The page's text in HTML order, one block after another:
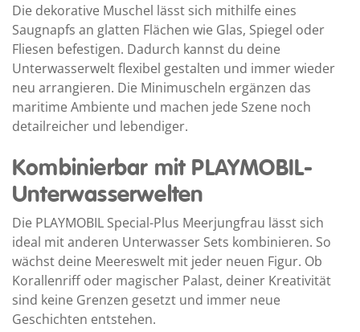
Die dekorative Muschel lässt sich mithilfe eines
Saugnapfs an glatten Flächen wie Glas, Spiegel oder
Fliesen befestigen. Dadurch kannst du deine
Unterwasserwelt flexibel gestalten und immer wieder
neu arrangieren. Die Minimuscheln ergänzen das
maritime Ambiente und machen jede Szene noch
detailreicher und lebendiger.
Kombinierbar mit PLAYMOBIL-
Unterwasserwelten
Die PLAYMOBIL Special-Plus Meerjungfrau lässt sich
ideal mit anderen Unterwasser Sets kombinieren. So
wächst deine Meereswelt mit jeder neuen Figur. Ob
Korallenriff oder magischer Palast, deiner Kreativität
sind keine Grenzen gesetzt und immer neue
Geschichten entstehen.